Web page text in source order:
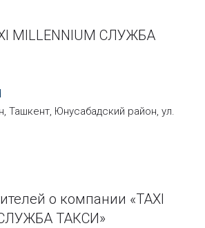
MILLENNIUM СЛУЖБА
Ташкент, Юнусабадский район, ул.
о компании «TAXI
ТАКСИ»